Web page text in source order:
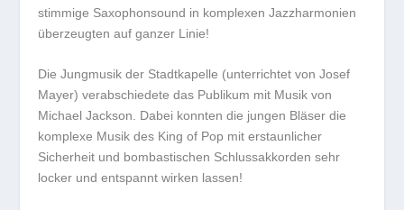
stimmige Saxophonsound in komplexen Jazzharmonien
überzeugten auf ganzer Linie!
Die Jungmusik der Stadtkapelle (unterrichtet von Josef
Mayer) verabschiedete das Publikum mit Musik von
Michael Jackson. Dabei konnten die jungen Bläser die
komplexe Musik des King of Pop mit erstaunlicher
Sicherheit und bombastischen Schlussakkorden sehr
locker und entspannt wirken lassen!